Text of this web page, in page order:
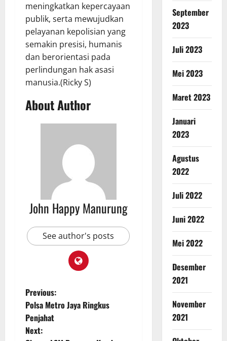
meningkatkan kepercayaan
publik, serta mewujudkan
pelayanan kepolisian yang
semakin presisi, humanis
dan berorientasi pada
perlindungan hak asasi
manusia.(Ricky S)
About Author
John Happy Manurung
See author's posts
Previous:
Polsa Metro Jaya Ringkus
Penjahat
Next:
September
2023
Juli 2023
Mei 2023
Maret 2023
Januari
2023
Agustus
2022
Juli 2022
Juni 2022
Mei 2022
Desember
2021
November
2021